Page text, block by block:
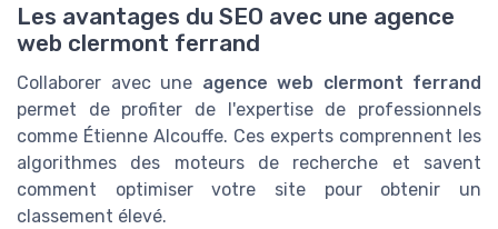
Les avantages du SEO avec une agence
web clermont ferrand
Collaborer avec une agence web clermont ferrand
permet de profiter de l'expertise de professionnels
comme Étienne Alcouffe. Ces experts comprennent les
algorithmes des moteurs de recherche et savent
comment optimiser votre site pour obtenir un
classement élevé.